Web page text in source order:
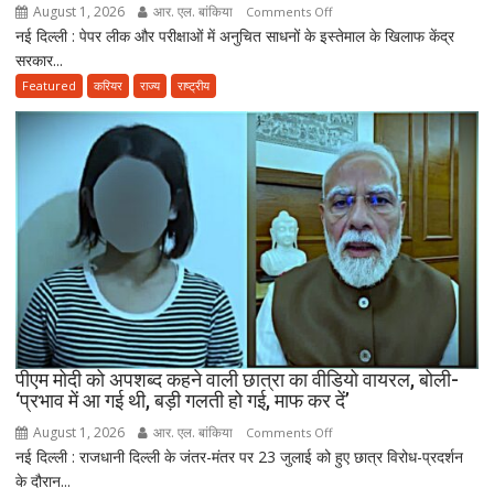
तैयार
की
August 1, 2026 आर. एल. बांकिया Comments Offon
राष्ट्रपति
पेपर
लीक
संशोधन
बिल
को
दी
मंजूरी,
अब
10
तक
की
10
नई दिल्ली : पेपर लीक और परीक्षाओं में अनुचित साधनों के इस्तेमाल के खिलाफ केंद्र
सरकार...
Featured करियर राज्य राष्ट्रीय
पीएम मोदी को अपशब्द कहने वाली छात्रा का वीडियो वायरल, बोली-
‘प्रभाव में आ गई थी, बड़ी गलती हो गई, माफ कर दें’
August 1, 2026 आर. एल. बांकिया Comments Offon
पीएम
नई दिल्ली : राजधानी दिल्ली के जंतर-मंतर पर 23 जुलाई को हुए छात्र विरोध-प्रदर्शन
के दौरान...